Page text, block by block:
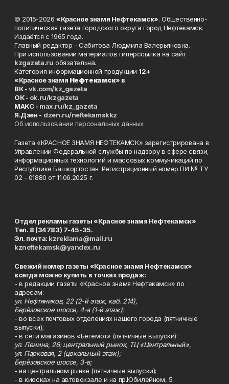
© 2015-2026 «Красное знамя Нефтекамск». Общественно-
политическая газета городского округа город Нефтекамск.
Издаётся с 1965 года.
Главный редактор - Сабитова Людмила Валерьяновна.
При использовании материалов гиперссылка на сайт
kzgazeta.ru обязательна.
Категория информационной продукции 12+
«Красное знамя Нефтекамск» в
ВК -vk.com/kz_gazeta
ОК - ok.ru/kzgazeta
MAKC - max.ru/kz_gazeta
Я.Дзен - dzen.ru/neftekamskkz
Об использовании персональных данных
Газета «КРАСНОЕ ЗНАМЯ НЕФТЕКАМСК» зарегистрирована в
Управлении Федеральной службы по надзору в сфере связи,
информационных технологий и массовых коммуникаций по
Республике Башкортостан. Регистрационный номер ПИ № ТУ
02 - 01880 от 11.06.2025 г.
Отдел рекламы газеты «Красное знамя Нефтекамск»
Тел. 8 (34783) 7-45-35.
Эл. почта: kzreklama@mail.ru
kzneftekamsk@yandex.ru
Свежий номер газеты «Красное знамя Нефтекамск»
всегда можно купить в точках продаж:
- в редакции газеты «Красное знамя Нефтекамск» по
адресам:
ул. Нефтяников, 22 (2-й этаж, каб. 214),
Берёзовское шоссе, 4-а (1-й этаж);
- во всех почтовых отделениях нашего города (пятничные
выпуски);
- в сети магазинов «Бегемот» (пятничные выпуски):
ул. Ленина, 26; центральный рынок, ТЦ «Центральный»,
ул. Парковая, 2 (цокольный этаж);
Берёзовское шоссе, 3-в;
- на центральном рынке (пятничные выпуски);
- в киосках на автовокзале и на пр.Юбилейном, 5.